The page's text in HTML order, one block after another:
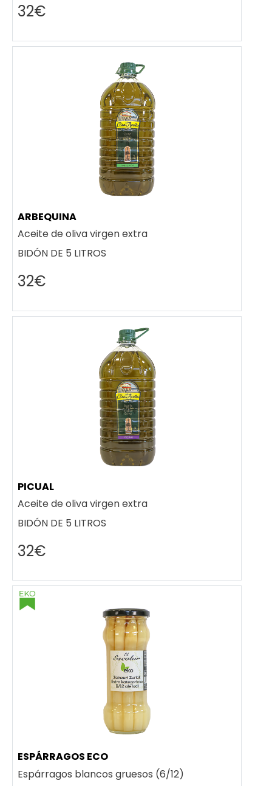
32€
ARBEQUINA
Aceite de oliva virgen extra
BIDÓN DE 5 LITROS
32€
PICUAL
Aceite de oliva virgen extra
BIDÓN DE 5 LITROS
32€
ESPÁRRAGOS ECO
Espárragos blancos gruesos (6/12)